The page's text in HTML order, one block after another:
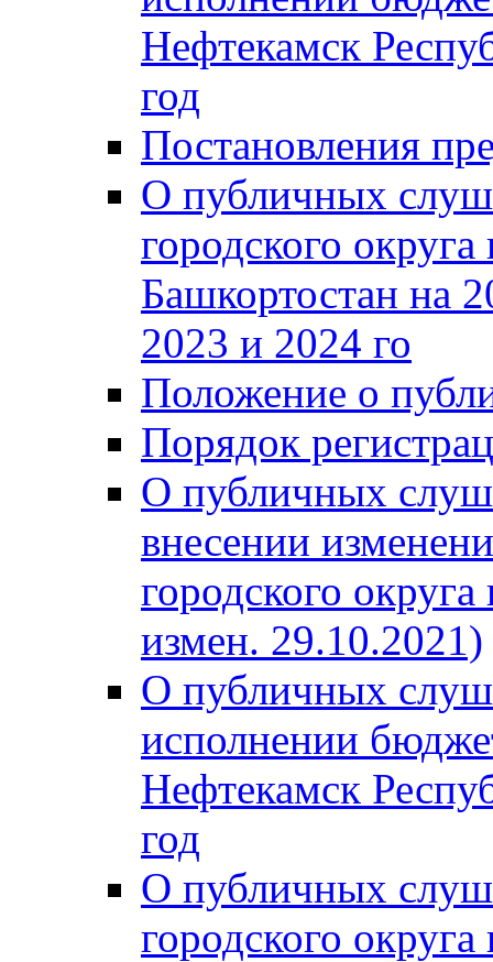
Нефтекамск
год
Постановления
О публичных
городского
Башкортостан на
2023 и 2024 го
Положение о
Порядок
О публичных
внесении
городского
измен. 29.10.2021)
О публичных
исполнении
Нефтекамск
год
О публичных
городского